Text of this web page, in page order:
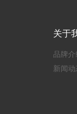
关于
品牌介
新闻动